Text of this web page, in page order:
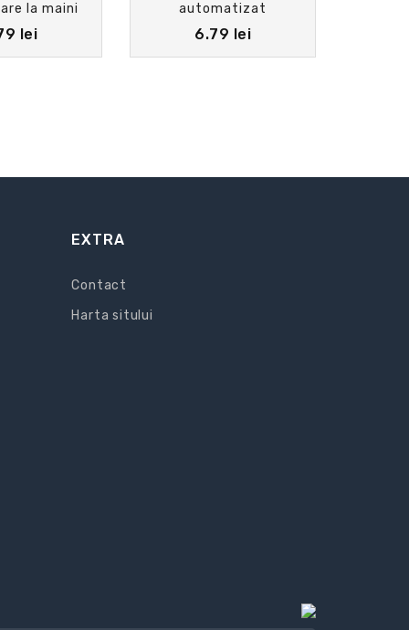
la maini
lei
automatizat
6.79 lei
EXTRA
Contact
Harta sitului